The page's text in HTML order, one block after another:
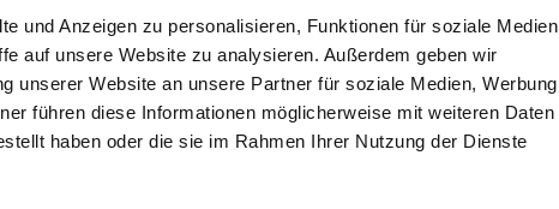
und Anzeigen zu personalisieren, Funktionen für soziale Medien
auf unsere Website zu analysieren. Außerdem geben wir
unserer Website an unsere Partner für soziale Medien, Werbung
führen diese Informationen möglicherweise mit weiteren Daten
haben oder die sie im Rahmen Ihrer Nutzung der Dienste